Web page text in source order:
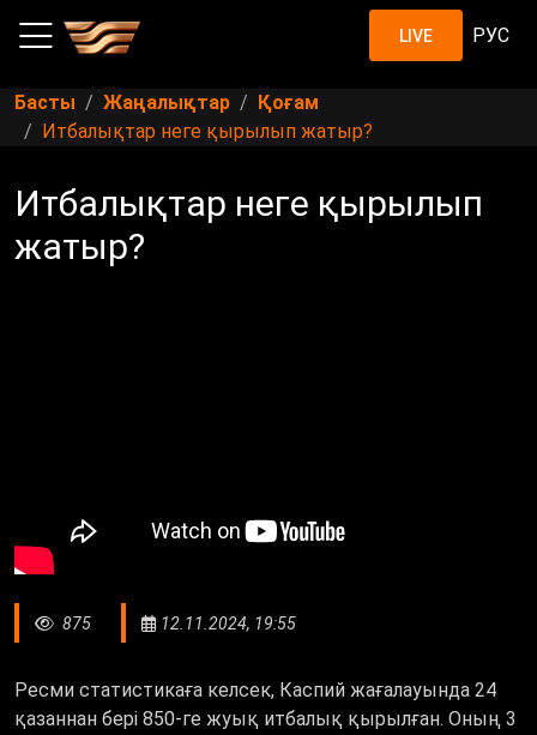
LIVE РУС
Басты Жаңалықтар
Қоғам
Итбалықтар неге қырылып жатыр?
Итбалықтар неге қырылып
жатыр?
875 12.11.2024, 19:55
Ресми статистикаға келсек, Каспий жағалауында 24
қазаннан бері 850-ге жуық итбалық қырылған. Оның 3